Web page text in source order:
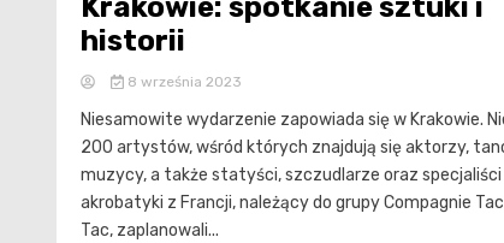
Krakowie: spotkanie sztuki i
historii
8 września 2023
Niesamowite wydarzenie zapowiada się w Krakowie.
200 artystów, wśród których znajdują się aktorzy,
muzycy, a także statyści, szczudlarze oraz specjaliści
akrobatyki z Francji, należący do grupy Compagnie Tac
Tac, zaplanowali...